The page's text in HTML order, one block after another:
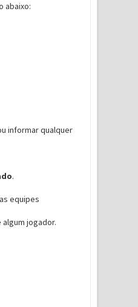
abaixo:
informar qualquer
.
equipes
jogador.